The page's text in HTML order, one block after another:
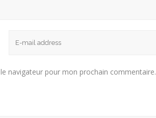
navigateur pour mon prochain commentaire.